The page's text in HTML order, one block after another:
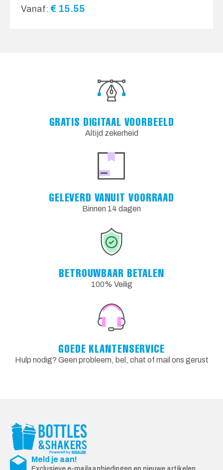
Vanaf: € 15.55
GRATIS DIGITAAL VOORBEELD
Altijd zekerheid
GELEVERD VANUIT VOORRAAD
Binnen 14 dagen
BETROUWBAAR BETALEN
100% Veilig
GOEDE KLANTENSERVICE
Hulp nodig? Geen probleem, bel, chat of mail ons gerust
Meld je aan!
Exclusieve e-mailaanbiedingen en nieuwe artikelen